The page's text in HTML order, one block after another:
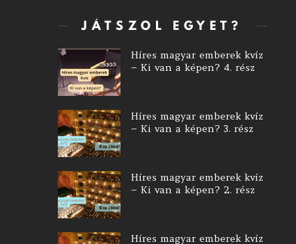
JÁTSZOL EGYET?
Híres magyar emberek kvíz
– Ki van a képen? 4. rész
Híres magyar emberek kvíz
– Ki van a képen? 3. rész
Híres magyar emberek kvíz
– Ki van a képen? 2. rész
Híres magyar emberek kvíz